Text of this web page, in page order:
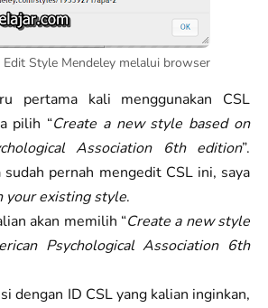
Edit Style Mendeley melalui browser
pertama kali menggunakan CSL
pilih “Create a new style based on
Association 6th edition”.
sudah pernah mengedit CSL ini, saya
your existing style.
akan memilih “Create a new style
Psychological Association 6th
dengan ID CSL yang kalian inginkan,